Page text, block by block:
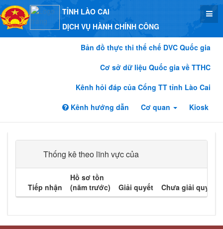
TỈNH LÀO CAI
DỊCH VỤ HÀNH CHÍNH CÔNG
Bản đồ thực thi thể chế DVC Quốc gia
Cơ sở dữ liệu Quốc gia về TTHC
Kênh hỏi đáp của Cổng TT tỉnh Lào Cai
Kênh hướng dẫn
Cơ quan Kiosk
Thống kê theo lĩnh vực của
Tiếp nhận
Hồ sơ tồn
(năm trước)
Giải quyết Chưa giải quyết